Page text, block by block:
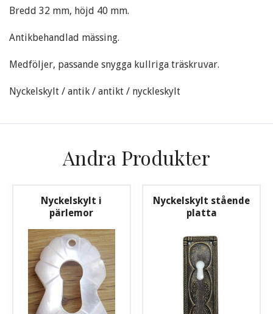
Bredd 32 mm, höjd 40 mm.
Antikbehandlad mässing.
Medföljer, passande snygga kullriga träskruvar.
Nyckelskylt / antik / antikt / nyckleskylt
Andra Produkter
Nyckelskylt i
pärlemor
Nyckelskylt stående
platta